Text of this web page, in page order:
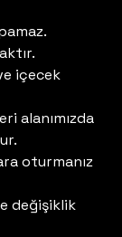
içecek
alanımızda
oturmanız
değişiklik